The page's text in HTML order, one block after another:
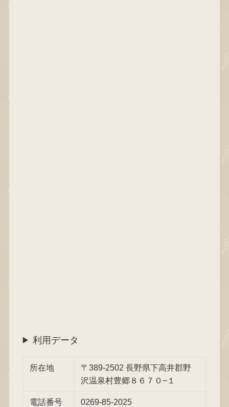
利用データ
所在地
〒389-2502 長野県下高井郡野
沢温泉村豊郷８６７０−１
電話番号 0269-85-2025